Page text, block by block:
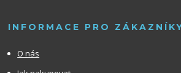
INFORMACE PRO
O nás